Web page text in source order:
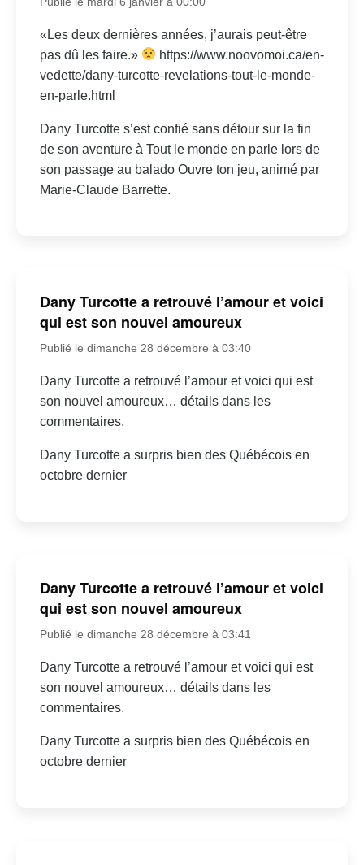
«Les deux dernières années, j’aurais peut-être
pas dû les faire.»
https://www.noovomoi.ca/en-
vedette/dany-turcotte-revelations-tout-le-monde-
en-parle.html
Dany Turcotte s’est confié sans détour sur la fin
de son aventure à Tout le monde en parle lors de
son passage au balado Ouvre ton jeu, animé par
Marie-Claude Barrette.
Dany Turcotte a retrouvé l’amour et voici
qui est son nouvel amoureux
Publié le dimanche 28 décembre à 03:40
Dany Turcotte a retrouvé l’amour et voici qui est
son nouvel amoureux… détails dans les
commentaires.
Dany Turcotte a surpris bien des Québécois en
octobre dernier
Dany Turcotte a retrouvé l’amour et voici
qui est son nouvel amoureux
Publié le dimanche 28 décembre à 03:41
Dany Turcotte a retrouvé l’amour et voici qui est
son nouvel amoureux… détails dans les
commentaires.
Dany Turcotte a surpris bien des Québécois en
octobre dernier